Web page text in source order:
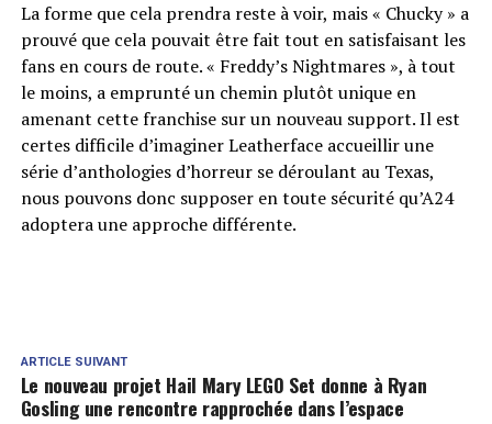
La forme que cela prendra reste à voir, mais « Chucky » a
prouvé que cela pouvait être fait tout en satisfaisant les
fans en cours de route. « Freddy’s Nightmares », à tout
le moins, a emprunté un chemin plutôt unique en
amenant cette franchise sur un nouveau support. Il est
certes difficile d’imaginer Leatherface accueillir une
série d’anthologies d’horreur se déroulant au Texas,
nous pouvons donc supposer en toute sécurité qu’A24
adoptera une approche différente.
ARTICLE SUIVANT
Le nouveau projet Hail Mary LEGO Set donne à Ryan
Gosling une rencontre rapprochée dans l’espace